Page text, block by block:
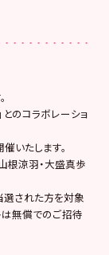
とのコラボレーショ
いたします。
根涼羽・大盛真歩
選された方を対象
は無償でのご招待